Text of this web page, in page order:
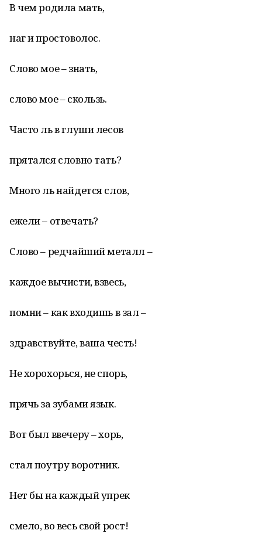
В чем родила мать,
наг и простоволос.
Слово мое – знать,
слово мое – скользь.
Часто ль в глуши лесов
прятался словно тать?
Много ль найдется слов,
ежели – отвечать?
Слово – редчайший металл –
каждое вычисти, взвесь,
помни – как входишь в зал –
здравствуйте, ваша честь!
Не хорохорься, не спорь,
прячь за зубами язык.
Вот был ввечеру – хорь,
стал поутру воротник.
Нет бы на каждый упрек
смело, во весь свой рост!